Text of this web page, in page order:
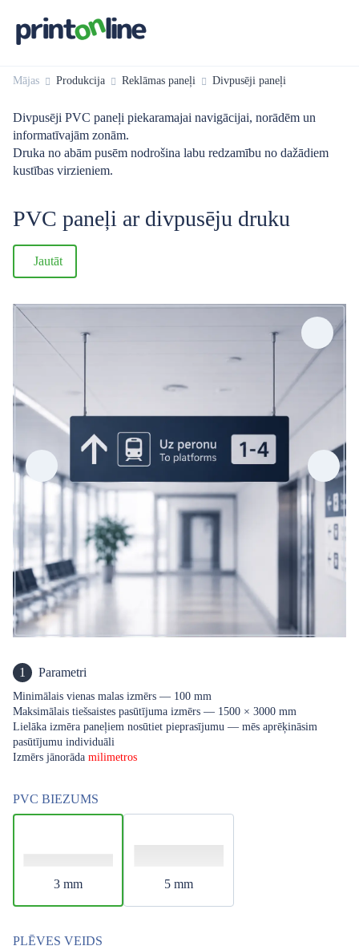
Mājas Produkcija Reklāmas paneļi Divpusēji paneļi
Divpusēji PVC paneļi piekaramajai navigācijai, norādēm un
informatīvajām zonām.
Druka no abām pusēm nodrošina labu redzamību no dažādiem
kustības virzieniem.
PVC paneļi ar divpusēju druku
Jautāt
1 Parametri
Minimālais vienas malas izmērs — 100 mm
Maksimālais tiešsaistes pasūtījuma izmērs — 1500 × 3000 mm
Lielāka izmēra paneļiem nosūtiet pieprasījumu — mēs aprēķināsim
pasūtījumu individuāli
Izmērs jānorāda milimetros
PVC BIEZUMS
3 mm 5 mm
PLĒVES VEIDS